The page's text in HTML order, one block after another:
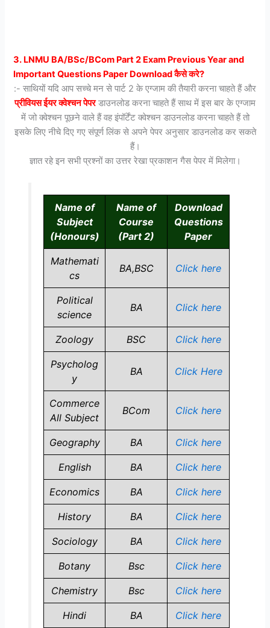
3. LNMU BA/BSc/BCom Part 2 Exam Previous Year and
Important Questions Paper Download कैसे करे?
:- साथियों यदि आप सच्चे मन से पार्ट 2 के एग्जाम की तैयारी करना चाहते हैं और
प्रीवियस ईयर क्वेश्चन पेपरडाउनलोड करना चाहते हैं साथ में इस बार के एग्जाम
में जो क्वेश्चन पूछने वाले हैं वह इंपॉर्टेंट क्वेश्चन डाउनलोड करना चाहते हैं तो
इसके लिए नीचे दिए गए संपूर्ण लिंक से अपने पेपर अनुसार डाउनलोड कर सकते
हैं।
ज्ञात रहे इन सभी प्रश्नों का उत्तर रेखा प्रकाशन गैस पेपर में मिलेगा।
Name of
Subject
(Honours)
Name of
Course
(Part 2)
Download
Questions
Paper
Mathemati
cs
BA,BSC Click here
Political
science
BA Click here
Zoology BSC Click here
Psycholog
y
BA Click Here
Commerce
All Subject
BCom Click here
Geography BA Click here
English BA Click here
Economics BA Click here
History BA Click here
Sociology BA Click here
Botany Bsc Click here
Chemistry Bsc Click here
Hindi BA Click here